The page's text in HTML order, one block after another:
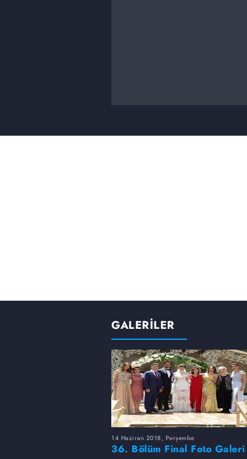
GALERİLER
14 Haziran 2018, Perşembe
36. Bölüm Final Foto Galeri